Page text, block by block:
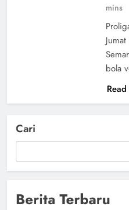
mins
bola
Cari
Berita Terbaru